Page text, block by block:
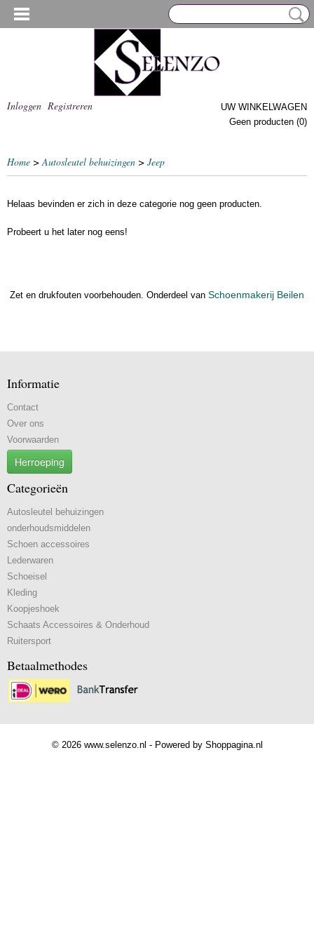
Inloggen Registreren
UW WINKELWAGEN
Geen producten (0)
Home >Autosleutel behuizingen > Jeep
Helaas bevinden er zich in deze categorie nog geen producten.
Probeert u het later nog eens!
Zet en drukfouten voorbehouden. Onderdeel van Schoenmakerij Beilen
Informatie
Contact
Over ons
Voorwaarden
Herroeping
Categorieën
Autosleutel behuizingen
onderhoudsmiddelen
Schoen accessoires
Lederwaren
Schoeisel
Kleding
Koopjeshoek
Schaats Accessoires & Onderhoud
Ruitersport
Betaalmethodes
© 2026 www.selenzo.nl - Powered by Shoppagina.nl